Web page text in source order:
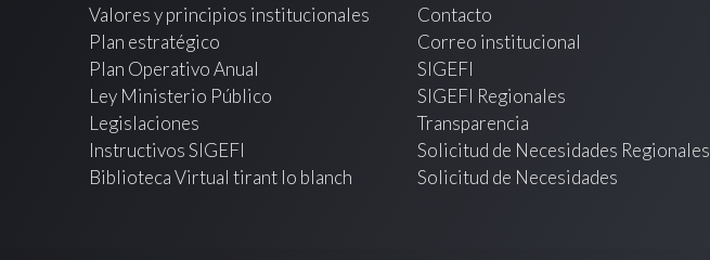
Valores y principios institucionales
Plan estratégico
Plan Operativo Anual
Ley Ministerio Público
Legislaciones
Instructivos SIGEFI
Biblioteca Virtual tirant lo blanch
Contacto
Correo institucional
SIGEFI
SIGEFI Regionales
Transparencia
Solicitud de Necesidades Regionales
Solicitud de Necesidades